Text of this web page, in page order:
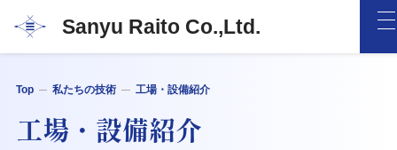
Sanyu Raito Co.,Ltd.
Top 私たちの技術 工場・設備紹介
工場・設備紹介